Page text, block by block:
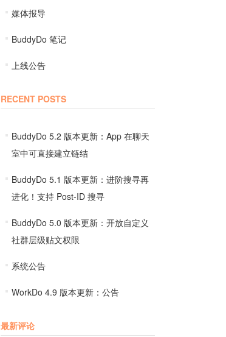
媒体报导
BuddyDo 笔记
上线公告
RECENT POSTS
BuddyDo 5.2 版本更新：App 在聊天
室中可直接建立链结
BuddyDo 5.1 版本更新：进阶搜寻再
进化！支持 Post-ID 搜寻
BuddyDo 5.0 版本更新：开放自定义
社群层级贴文权限
系统公告
WorkDo 4.9 版本更新：公告
最新评论